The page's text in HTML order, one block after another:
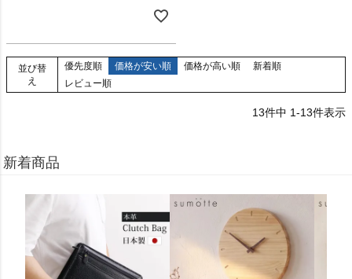
並び替
え
優先度順 価格が安い順 価格が高い順
新着順
レビュー順
13件中 1-13件表示
新着商品